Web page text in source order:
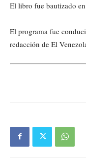
El libro fue bautizado
El programa fue
redacción de El